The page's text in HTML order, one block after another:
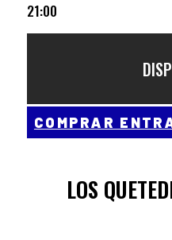
21:00
COMPRAR
LOS